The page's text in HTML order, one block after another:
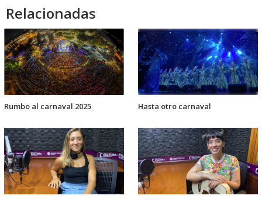
Relacionadas
Rumbo al carnaval 2025 Hasta otro carnaval